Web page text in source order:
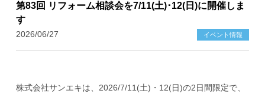
第83回 リフォーム相談会を7/11(土)･12(日)に開催しま
す
2026/06/27 イベント情報
株式会社サンエキは、2026/7/11(土)・12(日)の2日間限定で、